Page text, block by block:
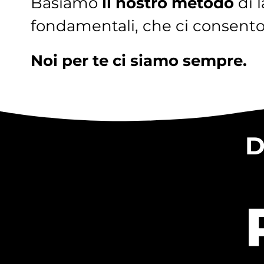
fondamentali, che ci
Noi per te ci siamo sempre.